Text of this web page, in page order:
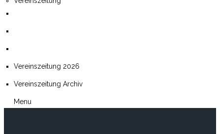
Vereinszeitung 2026
Vereinszeitung Archiv
Menu